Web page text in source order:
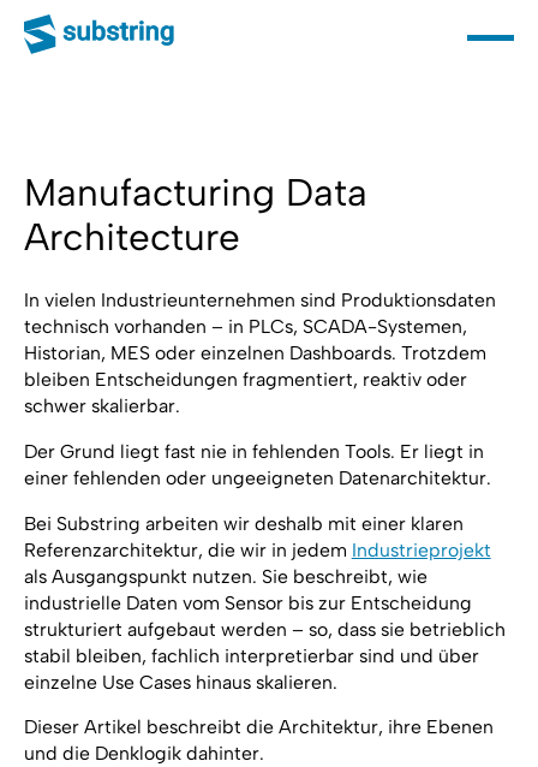
Manufacturing Data
Architecture
In vielen Industrieunternehmen sind Produktionsdaten
technisch vorhanden – in PLCs, SCADA-Systemen,
Historian, MES oder einzelnen Dashboards. Trotzdem
bleiben Entscheidungen fragmentiert, reaktiv oder
schwer skalierbar.
Der Grund liegt fast nie in fehlenden Tools. Er liegt in
einer fehlenden oder ungeeigneten Datenarchitektur.
Bei Substring arbeiten wir deshalb mit einer klaren
Referenzarchitektur, die wir in jedem Industrieprojekt
als Ausgangspunkt nutzen. Sie beschreibt, wie
industrielle Daten vom Sensor bis zur Entscheidung
strukturiert aufgebaut werden – so, dass sie betrieblich
stabil bleiben, fachlich interpretierbar sind und über
einzelne Use Cases hinaus skalieren.
Dieser Artikel beschreibt die Architektur, ihre Ebenen
und die Denklogik dahinter.